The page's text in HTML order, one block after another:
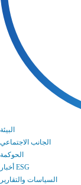
البيئة
الجانب الاجتماعي
الحوكمة
أخبار ESG
السياسات والتقارير